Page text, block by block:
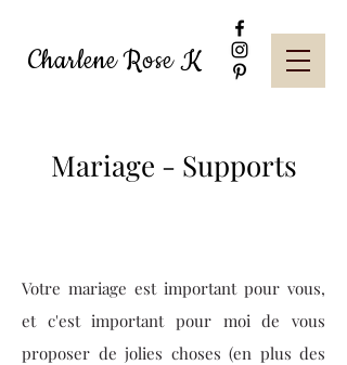
Charlene Rose K
Mariage - Supports
Votre mariage est important pour vous,
et c'est important pour moi de vous
proposer de jolies choses (en plus des